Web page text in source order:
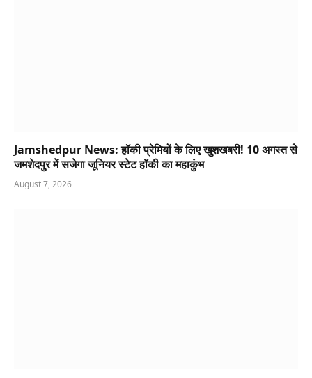
Jamshedpur News: हॉकी प्रेमियों के लिए खुशखबरी! 10 अगस्त से
जमशेदपुर में सजेगा जूनियर स्टेट हॉकी का महाकुंभ
August 7, 2026